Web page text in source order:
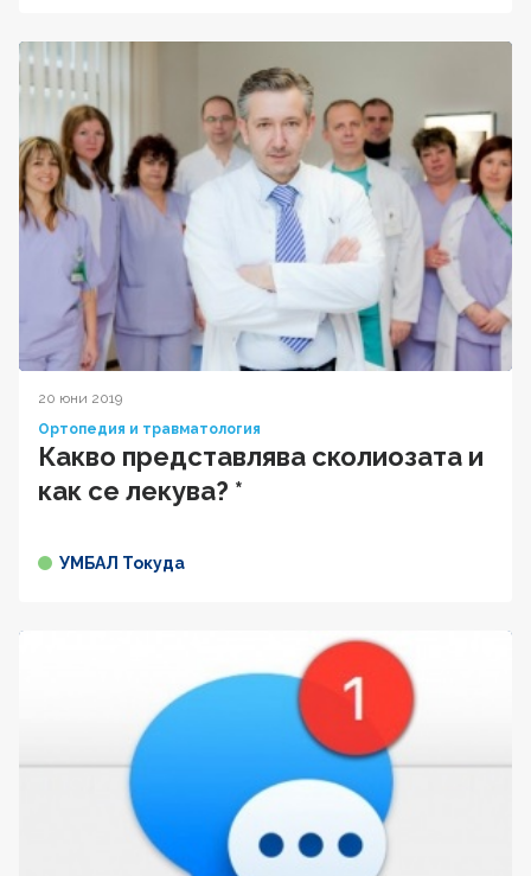
20 юни 2019
Ортопедия и травматология
Какво представлява сколиозата и
как се лекува? *
УМБАЛ Токуда